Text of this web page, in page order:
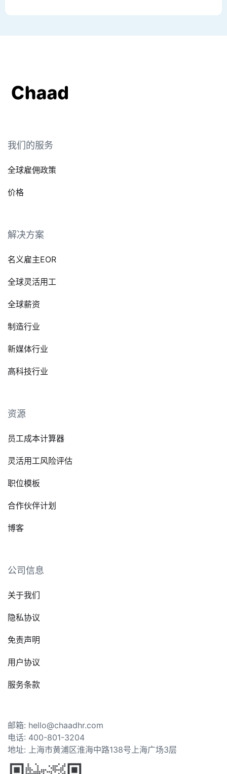
我们的服务
全球雇佣政策
价格
解决方案
名义雇主EOR
全球灵活用工
全球薪资
制造行业
新媒体行业
高科技行业
资源
员工成本计算器
灵活用工风险评估
职位模板
合作伙伴计划
博客
公司信息
关于我们
隐私协议
免责声明
用户协议
服务条款
邮箱: hello@chaadhr.com
电话: 400-801-3204
地址: 上海市黄浦区淮海中路138号上海广场3层